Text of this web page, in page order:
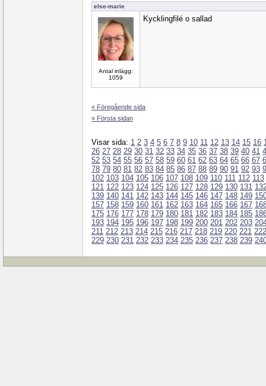
else-marie
Antal inlägg:
1059
Kycklingfilé o sallad
« Föregående sida
« Första sidan
Visar sida: 1 2 3 4 5 6 7 8 9 10 11 12 13 14 15 16
26 27 28 29 30 31 32 33 34 35 36 37 38 39 40 41
52 53 54 55 56 57 58 59 60 61 62 63 64 65 66 67
78 79 80 81 82 83 84 85 86 87 88 89 90 91 92 93
102 103 104 105 106 107 108 109 110 111 112 113
121 122 123 124 125 126 127 128 129 130 131
139 140 141 142 143 144 145 146 147 148 149
157 158 159 160 161 162 163 164 165 166 167
175 176 177 178 179 180 181 182 183 184 185
193 194 195 196 197 198 199 200 201 202 203
211 212 213 214 215 216 217 218 219 220 221 222
229 230 231 232 233 234 235 236 237 238 239